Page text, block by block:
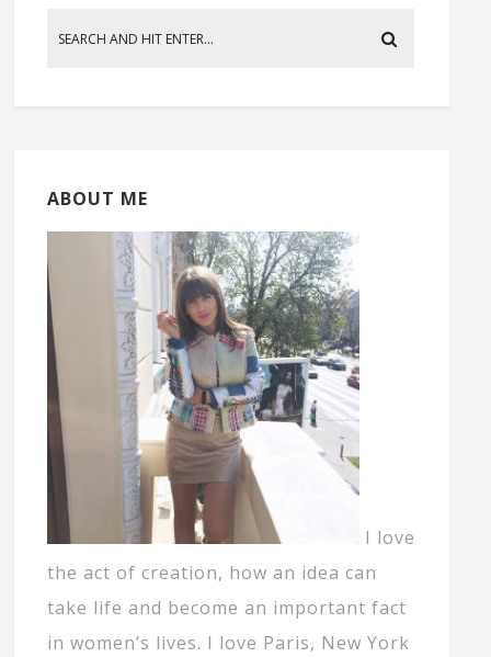
ABOUT ME
I love
the act of creation, how an idea can
take life and become an important fact
in women’s lives. I love Paris, New York